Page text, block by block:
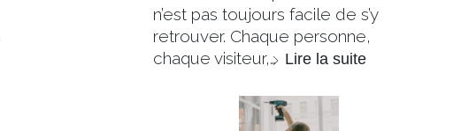
n’est pas toujours facile de s’y
retrouver. Chaque personne,
chaque visiteur,… Lire la suite